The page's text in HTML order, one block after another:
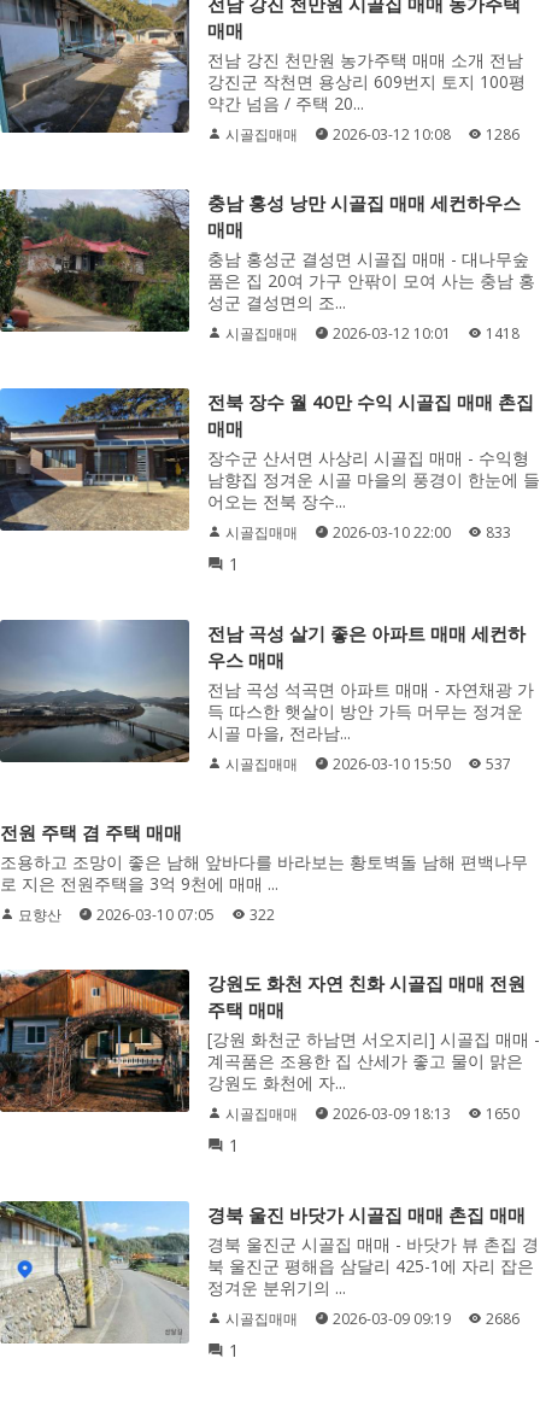
매매
전남 강진 천만원 농가주택 매매 소개 전남
강진군 작천면 용상리 609번지 토지 100평
약간 넘음 / 주택 20...
시골집매매 2026-03-12 10:08 1286
충남 홍성 낭만 시골집 매매 세컨하우스
매매
충남 홍성군 결성면 시골집 매매 - 대나무숲
품은 집 20여 가구 안팎이 모여 사는 충남 홍
성군 결성면의 조...
시골집매매 2026-03-12 10:01 1418
전북 장수 월 40만 수익 시골집 매매 촌집
매매
장수군 산서면 사상리 시골집 매매 - 수익형
남향집 정겨운 시골 마을의 풍경이 한눈에 들
어오는 전북 장수...
시골집매매 2026-03-10 22:00 833
1
전남 곡성 살기 좋은 아파트 매매 세컨하
우스 매매
전남 곡성 석곡면 아파트 매매 - 자연채광 가
득 따스한 햇살이 방안 가득 머무는 정겨운
시골 마을, 전라남...
시골집매매 2026-03-10 15:50 537
전원 주택 겸 주택 매매
조용하고 조망이 좋은 남해 앞바다를 바라보는 황토벽돌 남해 편백나무
로 지은 전원주택을 3억 9천에 매매 ...
묘향산 2026-03-10 07:05 322
강원도 화천 자연 친화 시골집 매매 전원
주택 매매
[강원 화천군 하남면 서오지리] 시골집 매매 -
계곡품은 조용한 집 산세가 좋고 물이 맑은
강원도 화천에 자...
시골집매매 2026-03-09 18:13 1650
1
경북 울진 바닷가 시골집 매매 촌집 매매
경북 울진군 시골집 매매 - 바닷가 뷰 촌집 경
북 울진군 평해읍 삼달리 425-1에 자리 잡은
정겨운 분위기의 ...
시골집매매 2026-03-09 09:19 2686
1